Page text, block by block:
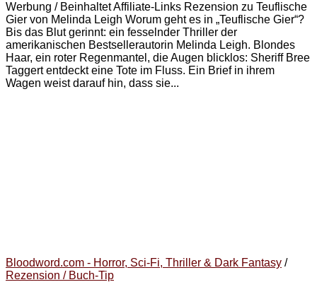
Werbung / Beinhaltet Affiliate-Links Rezension zu Teuflische
Gier von Melinda Leigh Worum geht es in „Teuflische Gier“?
Bis das Blut gerinnt: ein fesselnder Thriller der
amerikanischen Bestsellerautorin Melinda Leigh. Blondes
Haar, ein roter Regenmantel, die Augen blicklos: Sheriff Bree
Taggert entdeckt eine Tote im Fluss. Ein Brief in ihrem
Wagen weist darauf hin, dass sie...
Bloodword.com - Horror, Sci-Fi, Thriller & Dark Fantasy /
Rezension / Buch-Tip